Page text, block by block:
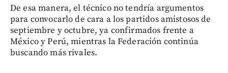
De esa manera, el técnico no tendría argumentos
para convocarlo de cara a los partidos amistosos de
septiembre y octubre, ya confirmados frente a
México y Perú, mientras la Federación continúa
buscando más rivales.